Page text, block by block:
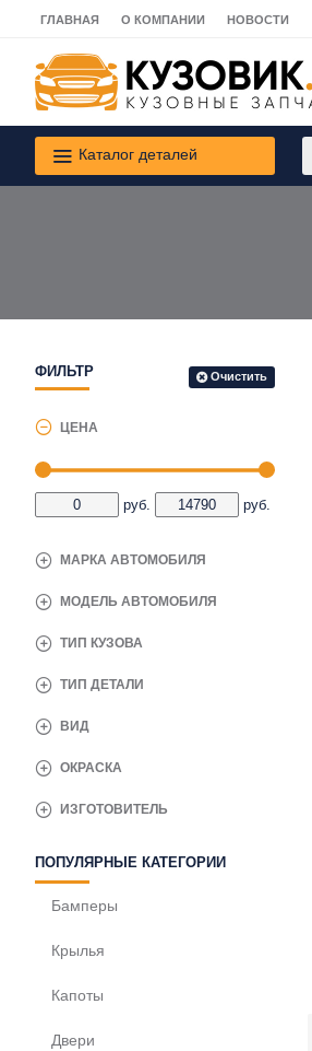
ГЛАВНАЯ О КОМПАНИИ НОВОСТИ
Каталог деталей
ФИЛЬТР Очистить
ЦЕНА
руб. руб.
МАРКА АВТОМОБИЛЯ
ОКРАСКА
МОДЕЛЬ АВТОМОБИЛЯ
ТИП КУЗОВА
ТИП ДЕТАЛИ
ИЗГОТОВИТЕЛЬ
ВИД
ПОПУЛЯРНЫЕ КАТЕГОРИИ
Бамперы
Крылья
Капоты
Двери